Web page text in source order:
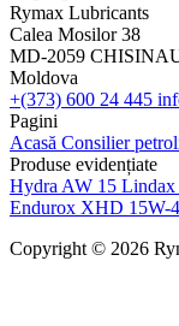
Rymax Lubricants
Calea Mosilor 38
MD-2059
Moldova
+(373) 600 24 445
Pagini
Acasă Consilier
Produse evidențiate
Hydra AW 15 Lindax
Endurox XHD 15W-
Copyright © 2026